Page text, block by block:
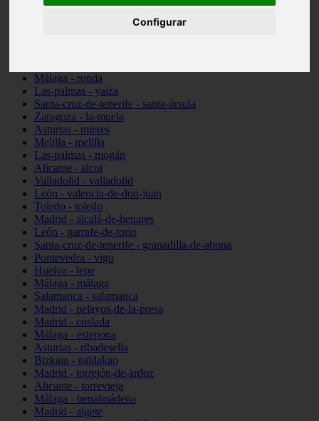
Configurar
Málaga - ronda
Las-palmas - yaiza
Santa-cruz-de-tenerife - santa-úrsula
Zaragoza - la-muela
Asturias - mieres
Melilla - melilla
Las-palmas - mogán
Alicante - alcoi
Valladolid - valladolid
León - valencia-de-don-juan
Toledo - toledo
Madrid - alcalá-de-henares
León - garrafe-de-torío
Santa-cruz-de-tenerife - granadilla-de-abona
Pontevedra - vigo
Huelva - lepe
Málaga - málaga
Salamanca - salamanca
Madrid - pelayos-de-la-presa
Madrid - coslada
Málaga - estepona
Asturias - ribadesella
Bizkaia - galdakao
Madrid - torrejón-de-ardoz
Alicante - torrevieja
Málaga - benalmádena
Madrid - algete